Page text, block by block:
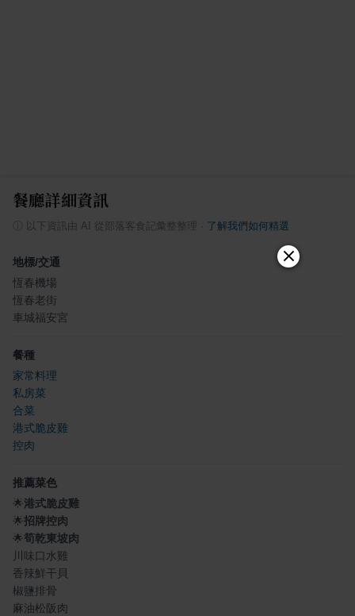
餐廳詳細資訊
以下資訊由 AI 從部落客食記彙整整理 了解我們如何精選
地標/交通
恆春機場
恆春老街
車城福安宮
餐種
家常料理
私房菜
合菜
港式脆皮雞
控肉
推薦菜色
🌟港式脆皮雞
🌟招牌控肉
🌟筍乾東坡肉
川味口水雞
香辣鮮干貝
椒鹽排骨
麻油松阪肉